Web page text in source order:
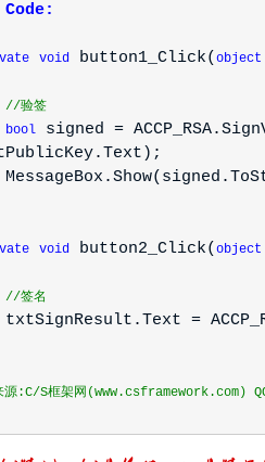
Code:
voidbutton1_Click( object
//验签
boolsigned =
voidbutton2_Click( object
//签名
=
:C/S框架网(www.csframework.com)